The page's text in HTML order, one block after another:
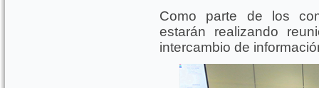
Como parte de los
estarán realizando
intercambio de